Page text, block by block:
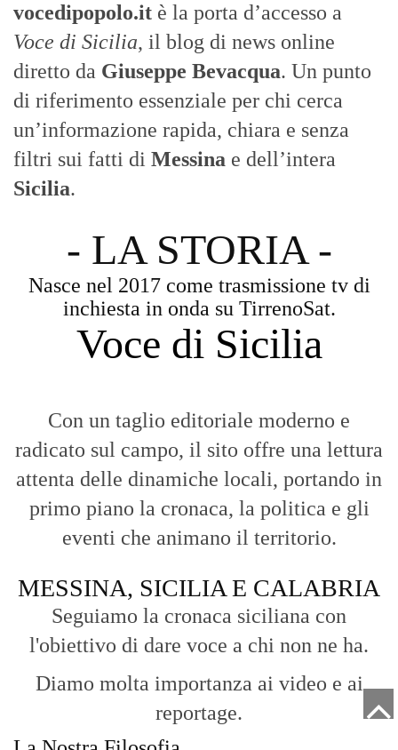
vocedipopolo.it è la porta d’accesso a
Voce di Sicilia, il blog di news online
diretto da Giuseppe Bevacqua. Un punto
di riferimento essenziale per chi cerca
un’informazione rapida, chiara e senza
filtri sui fatti di Messina e dell’intera
Sicilia.
- LA STORIA -
Nasce nel 2017 come trasmissione tv di
inchiesta in onda su TirrenoSat.
Voce di Sicilia
Con un taglio editoriale moderno e
radicato sul campo, il sito offre una lettura
attenta delle dinamiche locali, portando in
primo piano la cronaca, la politica e gli
eventi che animano il territorio.
MESSINA, SICILIA E CALABRIA
Seguiamo la cronaca siciliana con
l'obiettivo di dare voce a chi non ne ha.
Diamo molta importanza ai video e ai
reportage.